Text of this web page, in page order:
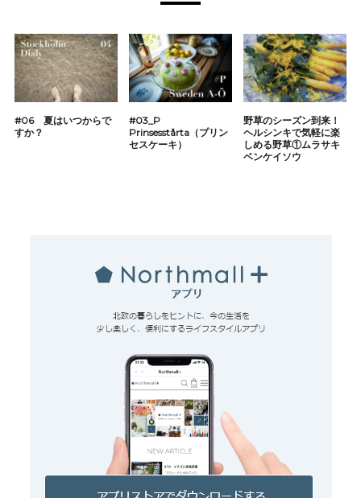
#06 夏はいつからで
すか？
#03_P
Prinsesstårta（プリン
セスケーキ）
野草のシーズン到来！
ヘルシンキで気軽に楽
しめる野草①ムラサキ
ベンケイソウ